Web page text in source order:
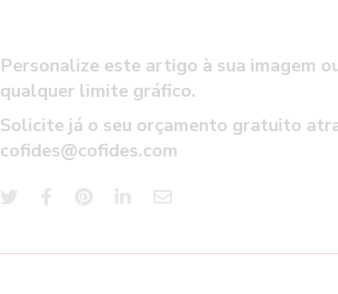
Personalize este artigo à sua imagem
qualquer limite gráfico.
Solicite já o seu orçamento gratuito
cofides@cofides.com